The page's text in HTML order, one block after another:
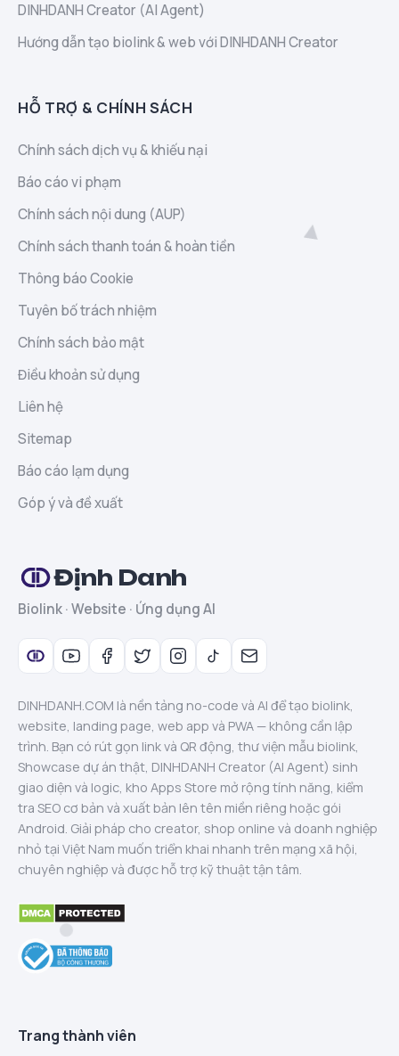
DINHDANH Creator (AI Agent)
Hướng dẫn tạo biolink & web với DINHDANH Creator
HỖ TRỢ & CHÍNH SÁCH
Chính sách dịch vụ & khiếu nại
Báo cáo vi phạm
Chính sách nội dung (AUP)
Chính sách thanh toán & hoàn tiền
Thông báo Cookie
Tuyên bố trách nhiệm
Chính sách bảo mật
Điều khoản sử dụng
Liên hệ
Sitemap
Báo cáo lạm dụng
Góp ý và đề xuất
Định Danh
Biolink · Website · Ứng dụng AI
DINHDANH.COM là nền tảng no-code và AI để tạo biolink,
website, landing page, web app và PWA — không cần lập
trình. Bạn có rút gọn link và QR động, thư viện mẫu biolink,
Showcase dự án thật, DINHDANH Creator (AI Agent) sinh
giao diện và logic, kho Apps Store mở rộng tính năng, kiểm
tra SEO cơ bản và xuất bản lên tên miền riêng hoặc gói
Android. Giải pháp cho creator, shop online và doanh nghiệp
nhỏ tại Việt Nam muốn triển khai nhanh trên mạng xã hội,
chuyên nghiệp và được hỗ trợ kỹ thuật tận tâm.
Trang thành viên